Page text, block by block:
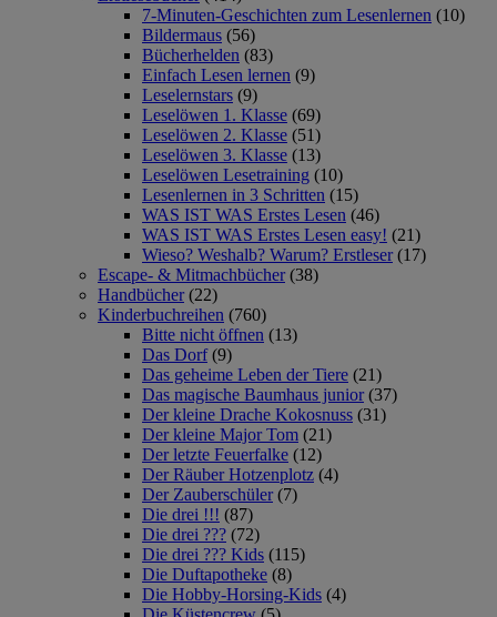
7-Minuten-Geschichten zum Lesenlernen (10)
Bildermaus (56)
Bücherhelden (83)
Einfach Lesen lernen (9)
Leselernstars (9)
Leselöwen 1. Klasse (69)
Leselöwen 2. Klasse (51)
Leselöwen 3. Klasse (13)
Leselöwen Lesetraining (10)
Lesenlernen in 3 Schritten (15)
WAS IST WAS Erstes Lesen (46)
WAS IST WAS Erstes Lesen easy! (21)
Wieso? Weshalb? Warum? Erstleser (17)
Escape- & Mitmachbücher (38)
Handbücher (22)
Kinderbuchreihen (760)
Bitte nicht öffnen (13)
Das Dorf (9)
Das geheime Leben der Tiere (21)
Das magische Baumhaus junior (37)
Der kleine Drache Kokosnuss (31)
Der kleine Major Tom (21)
Der letzte Feuerfalke (12)
Der Räuber Hotzenplotz (4)
Der Zauberschüler (7)
Die drei !!! (87)
Die drei ??? (72)
Die drei ??? Kids (115)
Die Duftapotheke (8)
Die Hobby-Horsing-Kids (4)